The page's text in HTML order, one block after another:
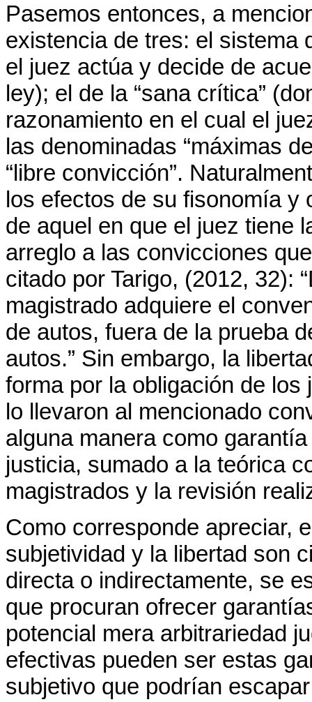
Pasemos entonces, a
existencia de tres: el sistema
el juez actúa y decide de
ley); el de la “sana crítica”
razonamiento en el cual el
las denominadas “máximas
“libre convicción”.
los efectos de su fisonomía
de aquel en que el juez tiene
arreglo a las convicciones
citado por Tarigo, (2012, 32):
magistrado adquiere el
de autos, fuera de la prueba
autos.” Sin embargo, la
forma por la obligación de
lo llevaron al mencionado
alguna manera como
justicia, sumado a la teórica
magistrados y la revisión
Como corresponde apreciar,
subjetividad y la libertad son
directa o indirectamente, se
que procuran ofrecer
potencial mera arbitrariedad
efectivas pueden ser estas
subjetivo que podrían